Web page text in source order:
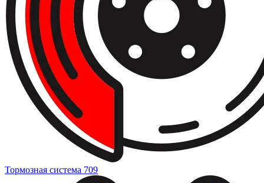
Тормозная система 709